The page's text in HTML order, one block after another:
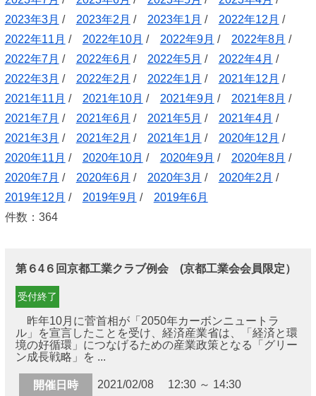
2023年3月 / 2023年2月 / 2023年1月 / 2022年12月 /
2022年11月 / 2022年10月 / 2022年9月 / 2022年8月 /
2022年7月 / 2022年6月 / 2022年5月 / 2022年4月 /
2022年3月 / 2022年2月 / 2022年1月 / 2021年12月 /
2021年11月 / 2021年10月 / 2021年9月 / 2021年8月 /
2021年7月 / 2021年6月 / 2021年5月 / 2021年4月 /
2021年3月 / 2021年2月 / 2021年1月 / 2020年12月 /
2020年11月 / 2020年10月 / 2020年9月 / 2020年8月 /
2020年7月 / 2020年6月 / 2020年3月 / 2020年2月 /
2019年12月 / 2019年9月 / 2019年6月
件数：364
第６4６回京都工業クラブ例会 (京都工業会会員限定）
受付終了
昨年10月に菅首相が「2050年カーボンニュートラ
ル」を宣言したことを受け、経済産業省は、「経済と環
境の好循環」につなげるための産業政策となる「グリー
ン成長戦略」を ...
開催日時 2021/02/08 12:30 ～ 14:30